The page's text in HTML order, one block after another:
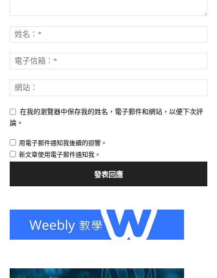
在我的瀏覽器中保存我的姓名，電子郵件和網站，以便下次評
論。
用電子郵件通知我後續的迴響。
新文章使用電子郵件通知我。